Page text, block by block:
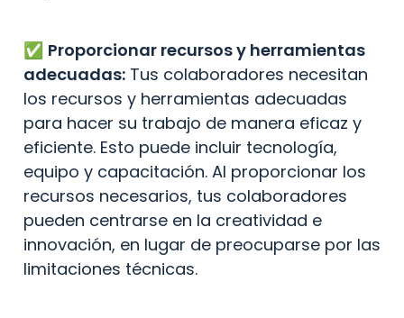
✅️ Proporcionar recursos y herramientas
adecuadas: Tus colaboradores necesitan
los recursos y herramientas adecuadas
para hacer su trabajo de manera eficaz y
eficiente. Esto puede incluir tecnología,
equipo y capacitación. Al proporcionar los
recursos necesarios, tus colaboradores
pueden centrarse en la creatividad e
innovación, en lugar de preocuparse por las
limitaciones técnicas.